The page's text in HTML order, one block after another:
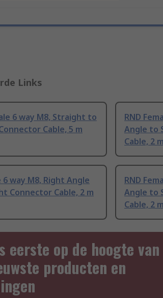
Links
6 way M8, Straight to
Cable, 5 m
RND
Angle to
Cable, 2 m
6 way M8, Right Angle
Connector Cable, 2 m
RND
Angle to
Cable, 2 m
eerste op de hoogte van
producten en